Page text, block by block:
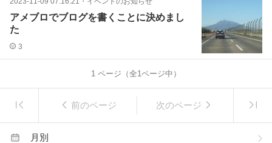
アメブロでブログを書くことに決めまし
た
3
1 ページ（全1ページ中）
前のページ 次のページ
月別